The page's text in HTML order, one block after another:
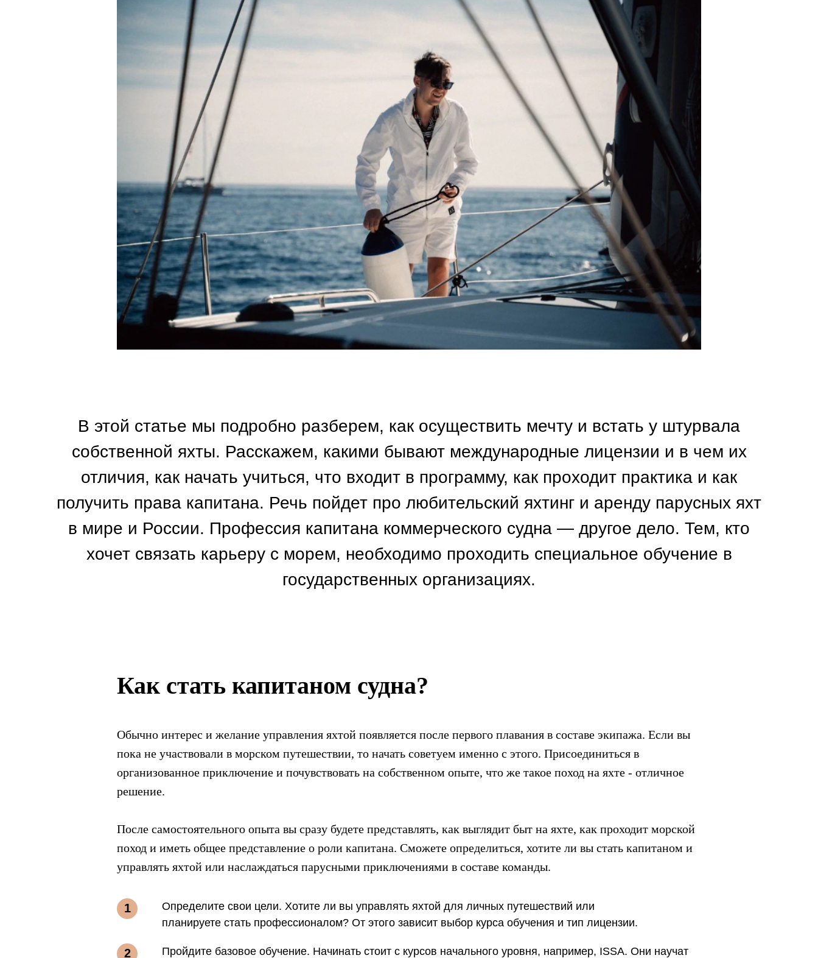
В этой статье мы подробно разберем, как осуществить мечту и встать у штурвала
собственной яхты. Расскажем, какими бывают международные лицензии и в чем их
отличия, как начать учиться, что входит в программу, как проходит практика и как
получить права капитана. Речь пойдет про любительский яхтинг и аренду парусных яхт
в мире и России. Профессия капитана коммерческого судна — другое дело. Тем, кто
хочет связать карьеру с морем, необходимо проходить специальное обучение в
государственных организациях.
Как стать капитаном судна?
Обычно интерес и желание управления яхтой появляется после первого плавания в составе экипажа. Если вы
пока не участвовали в морском путешествии, то начать советуем именно с этого. Присоединиться в
организованное приключение и почувствовать на собственном опыте, что же такое поход на яхте - отличное
решение.
После самостоятельного опыта вы сразу будете представлять, как выглядит быт на яхте, как проходит морской
поход и иметь общее представление о роли капитана. Cможете определиться, хотите ли вы стать капитаном и
управлять яхтой или наслаждаться парусными приключениями в составе команды.
Определите свои цели. Хотите ли вы управлять яхтой для личных путешествий или
планируете стать профессионалом? От этого зависит выбор курса обучения и тип лицензии.
Пройдите базовое обучение. Начинать стоит с курсов начального уровня, например, ISSA. Они научат